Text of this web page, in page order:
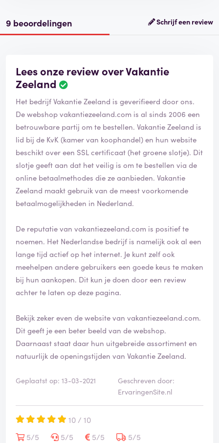
9 beoordelingen Schrijf een review
Lees onze review over Vakantie
Zeeland
Het bedrijf Vakantie Zeeland is geverifieerd door ons.
De webshop vakantiezeeland.com is al sinds 2006 een
betrouwbare partij om te bestellen. Vakantie Zeeland is
lid bij de KvK (kamer van koophandel) en hun website
beschikt over een SSL certificaat (het groene slotje). Dit
slotje geeft aan dat het veilig is om te bestellen via de
online betaalmethodes die ze aanbieden. Vakantie
Zeeland maakt gebruik van de meest voorkomende
betaalmogelijkheden in Nederland.
De reputatie van vakantiezeeland.com is positief te
noemen. Het Nederlandse bedrijf is namelijk ook al een
lange tijd actief op het internet. Je kunt zelf ook
meehelpen andere gebruikers een goede keus te maken
bij hun aankopen. Dit kun je doen door een review
achter te laten op deze pagina.
Bekijk zeker even de website van vakantiezeeland.com.
Dit geeft je een beter beeld van de webshop.
Daarnaast staat daar hun uitgebreide assortiment en
natuurlijk de openingstijden van Vakantie Zeeland.
Geplaatst op: 13-03-2021
Geschreven door:
ErvaringenSite.nl
10 / 10
5/5
5/5 5/5
5/5